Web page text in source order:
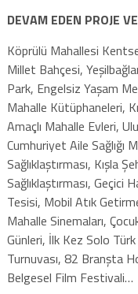
DEVAM EDEN PROJE
Köprülü Mahallesi
Millet Bahçesi,
Park, Engelsiz Yaşam
Mahalle Kütüphaneleri,
Amaçlı Mahalle Evleri,
Cumhuriyet Aile Sağlığı
Sağlıklaştırması, Kışla
Sağlıklaştırması, Geçici
Tesisi, Mobil Atık
Mahalle Sinemaları,
Günleri, İlk Kez Solo
Turnuvası, 82 Branşta
Belgesel Film Festivali…